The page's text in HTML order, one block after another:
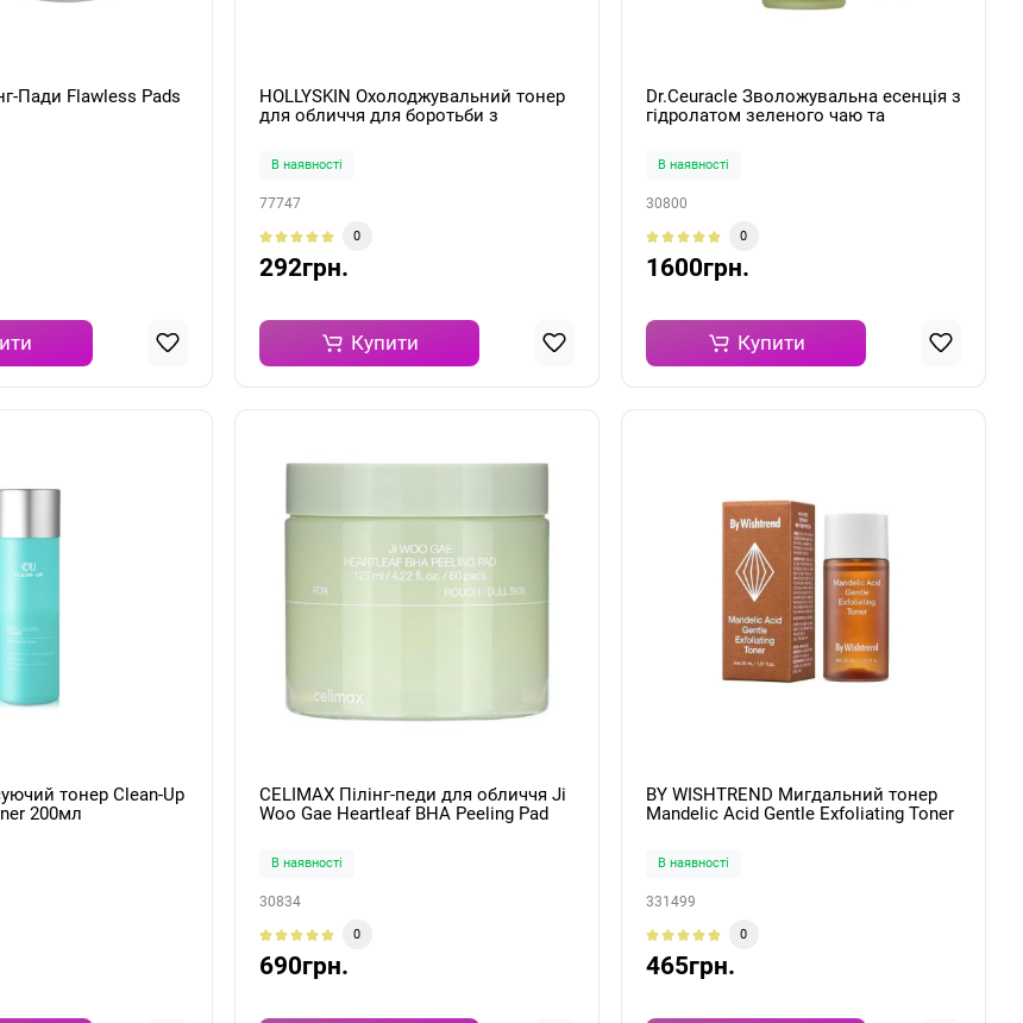
Instytutum Пілінг-Пади Flawless Pads
HOLLYSKIN Охолоджувальний тонер
для обличчя для боротьби з
В наявності
77747
0
292грн.
Купити
Dr.Ceuracle Зволожувальна есенція з
гідролатом зеленого чаю та
В наявності
30800
0
1600грн.
Купити
тонер Clean-Up
200мл
CELIMAX Пілінг-педи для обличчя Ji
Woo Gae Heartleaf BHA Peeling Pad
В наявності
30834
0
690грн.
BY WISHTREND Мигдальний тонер
Mandelic Acid Gentle Exfoliating Toner
В наявності
331499
0
465грн.